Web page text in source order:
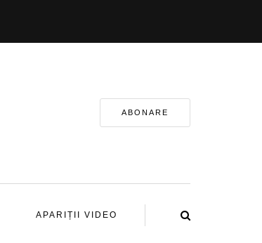
ABONARE
APARIȚII VIDEO